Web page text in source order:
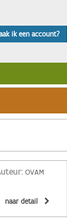
ik een account?
OVAM
naar detail